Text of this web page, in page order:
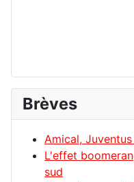
Brèves
Amical,
L'effet
sud